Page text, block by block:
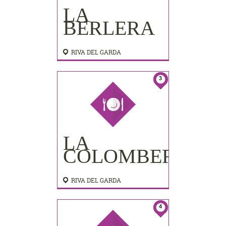
LA
BERLERA
RIVA DEL GARDA
3
LA
COLOMBERA
RIVA DEL GARDA
4